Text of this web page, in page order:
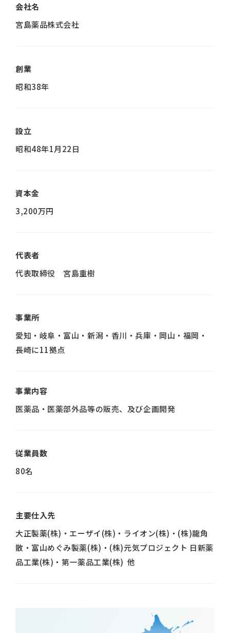
会社名
宮島薬品株式会社
創業
昭和38年
設立
昭和48年1月22日
資本金
3,200万円
代表者
代表取締役 宮島重樹
事業所
愛知・岐阜・富山・新潟・香川・兵庫・岡山・福岡・
長崎に11拠点
事業内容
医薬品・医薬部外品等の販売、及び企画開発
従業員数
80名
主要仕入先
大正製薬(株)・エーザイ(株)・ライオン(株)・(株)龍角
散・富山めぐみ製薬(株)・(株)元気プロジェクト 日新薬
品工業(株)・第一薬品工業(株) 他